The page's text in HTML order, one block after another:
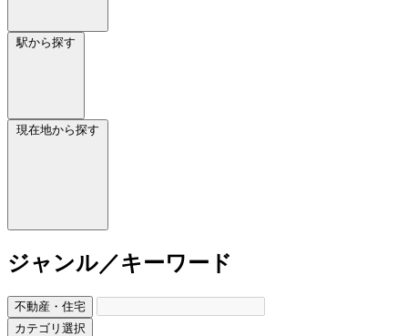
駅から探す
現在地から探す
ジャンル／キーワード
不動産・住宅
カテゴリ選択